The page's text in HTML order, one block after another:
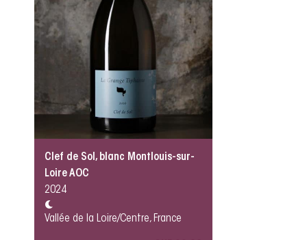
Clef de Sol, blanc Montlouis-sur-
Loire AOC
2024
Vallée de la Loire/Centre, France